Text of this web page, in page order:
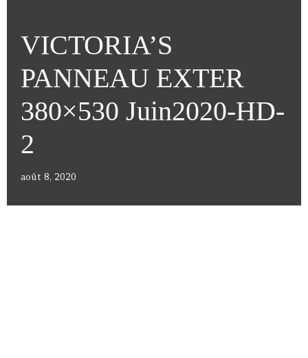
VICTORIA’S
PANNEAU EXTER
380×530 Juin2020-HD-
2
août 8, 2020